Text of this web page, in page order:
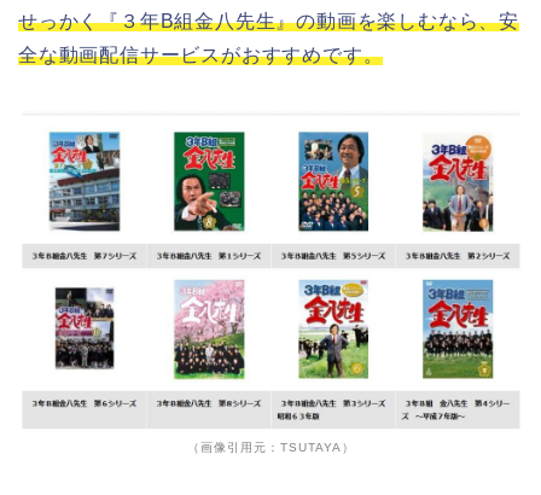
せっかく『３年B組金八先生』の動画を楽しむなら、安
全な動画配信サービスがおすすめです。
（画像引用元：TSUTAYA）